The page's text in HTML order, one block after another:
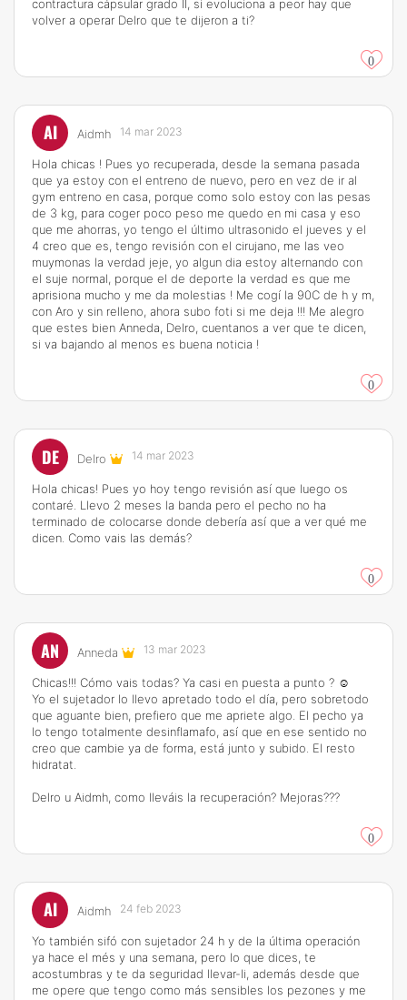
contractura cápsular grado II, si evoluciona a peor hay que
volver a operar Delro que te dijeron a ti?
0
AI Aidmh 14 mar 2023
Hola chicas ! Pues yo recuperada, desde la semana pasada
que ya estoy con el entreno de nuevo, pero en vez de ir al
gym entreno en casa, porque como solo estoy con las pesas
de 3 kg, para coger poco peso me quedo en mi casa y eso
que me ahorras, yo tengo el último ultrasonido el jueves y el
4 creo que es, tengo revisión con el cirujano, me las veo
muymonas la verdad jeje, yo algun dia estoy alternando con
el suje normal, porque el de deporte la verdad es que me
aprisiona mucho y me da molestias ! Me cogí la 90C de h y m,
con Aro y sin relleno, ahora subo foti si me deja !!! Me alegro
que estes bien Anneda, Delro, cuentanos a ver que te dicen,
si va bajando al menos es buena noticia !
0
DE Delro 14 mar 2023
Hola chicas! Pues yo hoy tengo revisión así que luego os
contaré. Llevo 2 meses la banda pero el pecho no ha
terminado de colocarse donde debería así que a ver qué me
dicen. Como vais las demás?
0
AN Anneda 13 mar 2023
Chicas!!! Cómo vais todas? Ya casi en puesta a punto ? ☺️
Yo el sujetador lo llevo apretado todo el día, pero sobretodo
que aguante bien, prefiero que me apriete algo. El pecho ya
lo tengo totalmente desinflamafo, así que en ese sentido no
creo que cambie ya de forma, está junto y subido. El resto
hidratat.
Delro u Aidmh, como lleváis la recuperación? Mejoras???
0
AI Aidmh 24 feb 2023
Yo también sifó con sujetador 24 h y de la última operación
ya hace el més y una semana, pero lo que dices, te
acostumbras y te da seguridad llevar-li, además desde que
me opere que tengo como más sensibles los pezones y me